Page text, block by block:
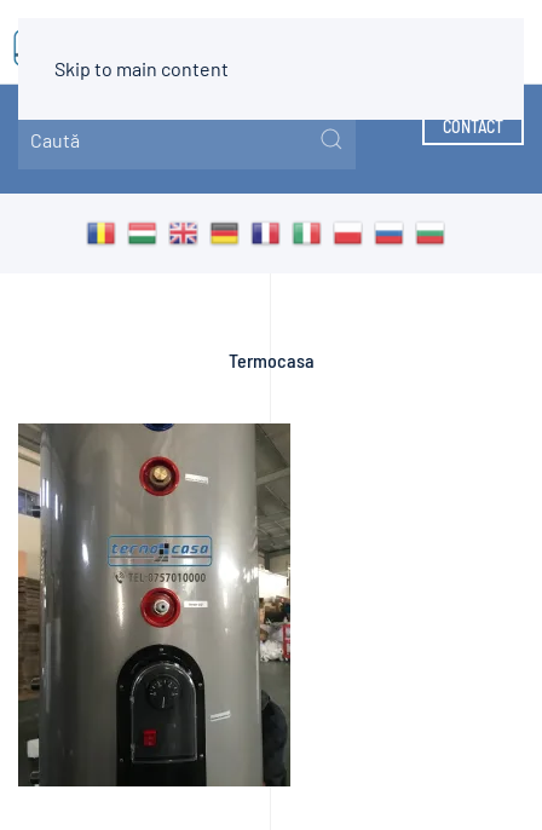
Skip to main content
CONTACT
Termocasa